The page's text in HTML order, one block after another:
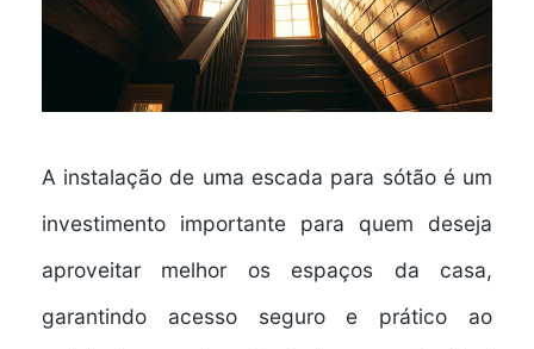
A instalação de uma escada para sótãoé um
investimento importante para quem deseja
aproveitar melhor os espaços da casa,
garantindo acesso seguro e prático ao